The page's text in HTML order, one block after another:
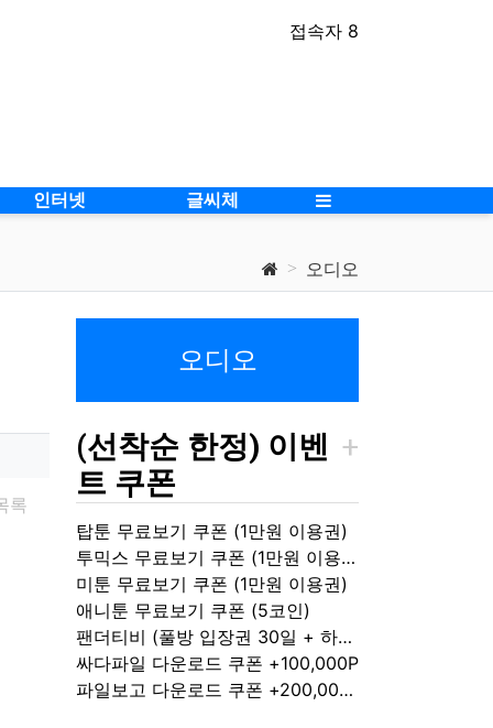
접속자 8
인터넷 글씨체
오디오
록
오디오
(선착순 한정) 이벤
트 쿠폰
탑툰 무료보기 쿠폰 (1만원 이용권)
투믹스 무료보기 쿠폰 (1만원 이용권)
미툰 무료보기 쿠폰 (1만원 이용권)
애니툰 무료보기 쿠폰 (5코인)
팬더티비 (풀방 입장권 30일 + 하트 10개)
싸다파일 다운로드 쿠폰 +100,000P
파일보고 다운로드 쿠폰 +200,000P